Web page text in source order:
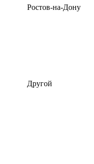
Ростов-на-Дону
Другой